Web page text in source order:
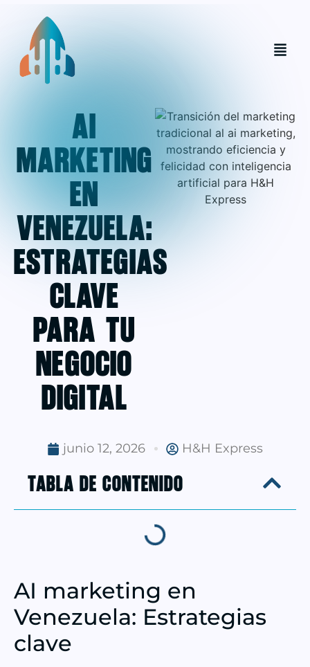
AI
marketing
en
Venezuela:
Estrategias
clave
para tu
negocio
digital
junio 12, 2026 H&H Express
TABLA DE CONTENIDO
AI marketing en
Venezuela: Estrategias
clave